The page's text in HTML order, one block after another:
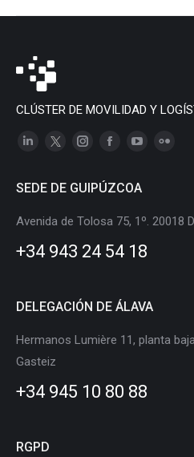
CLÚSTER DE MOVILIDAD Y
Linkedin
opens
window
X
opens
window
Instagram
opens
in
window
opens
in
window
opens
in
window
in
SEDE DE GUIPÚZCOA
Avenida de Tolosa 75, 1º. 20018
+34 943 24 54 18
DELEGACIÓN DE ÁLAVA
Hermanos Lumière 11, planta
Gasteiz
+34 945 10 80 88
RGPD